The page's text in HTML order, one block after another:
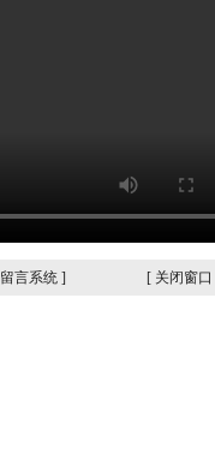
留言系统 ] [ 关闭窗口